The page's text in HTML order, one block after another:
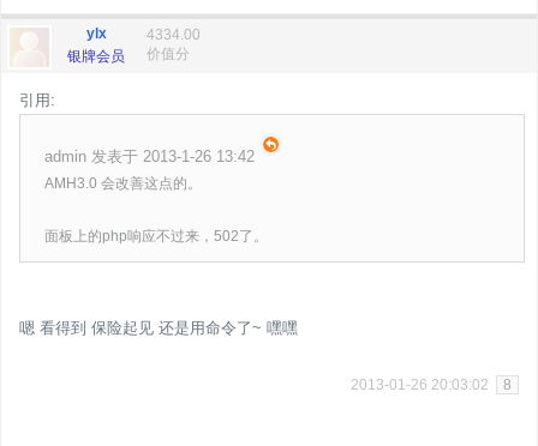
ylx
银牌会员
4334.00
价值分
引用:
admin 发表于 2013-1-26 13:42
AMH3.0 会改善这点的。
面板上的php响应不过来，502了。
嗯 看得到 保险起见 还是用命令了~ 嘿嘿
2013-01-26 20:03:02 8